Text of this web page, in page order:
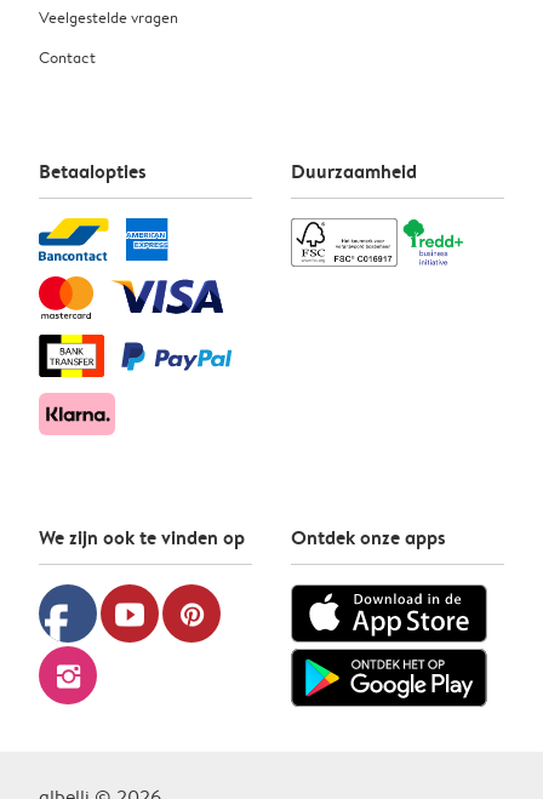
Veelgestelde vragen
Contact
Betaalopties Duurzaamheid
We zijn ook te vinden op
facebook youtube pinterest
instagram
Ontdek onze apps